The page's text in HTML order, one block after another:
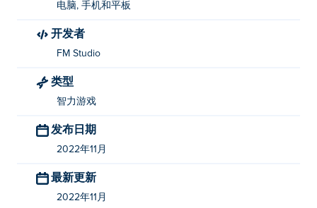
电脑, 手机和平板
开发者
FM Studio
类型
智力游戏
发布日期
2022年11月
最新更新
2022年11月